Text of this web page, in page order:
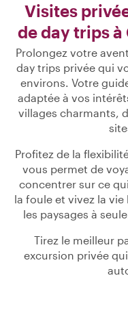
Visites
de day trips
Prolongez votre
day trips privée qui
environs. Votre
adaptée à vos
villages charmants,
Profitez de la
vous permet de
concentrer sur ce
la foule et vivez la
les paysages à
Tirez le meilleur
excursion privée